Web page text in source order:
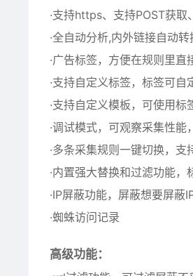
·支持https、支持POST获
·全自动分析,内外链接自动
·广告标签，方便在规则里直
·支持自定义标签，标签可
·支持自定义模板，可使用
·调试模式，可观察采集性
·多条采集规则一键切换，支
·内置强大替换和过滤功能
·IP屏蔽功能，屏蔽想要屏蔽
·蜘蛛访问记录
高级功能：